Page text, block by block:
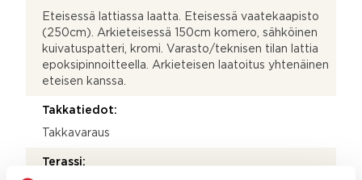
Eteisessä lattiassa laatta. Eteisessä vaatekaapisto
(250cm). Arkieteisessä 150cm komero, sähköinen
kuivatuspatteri, kromi. Varasto/teknisen tilan lattia
epoksipinnoitteella. Arkieteisen laatoitus yhtenäinen
eteisen kanssa.
Takkatiedot:
Takkavaraus
Terassi: